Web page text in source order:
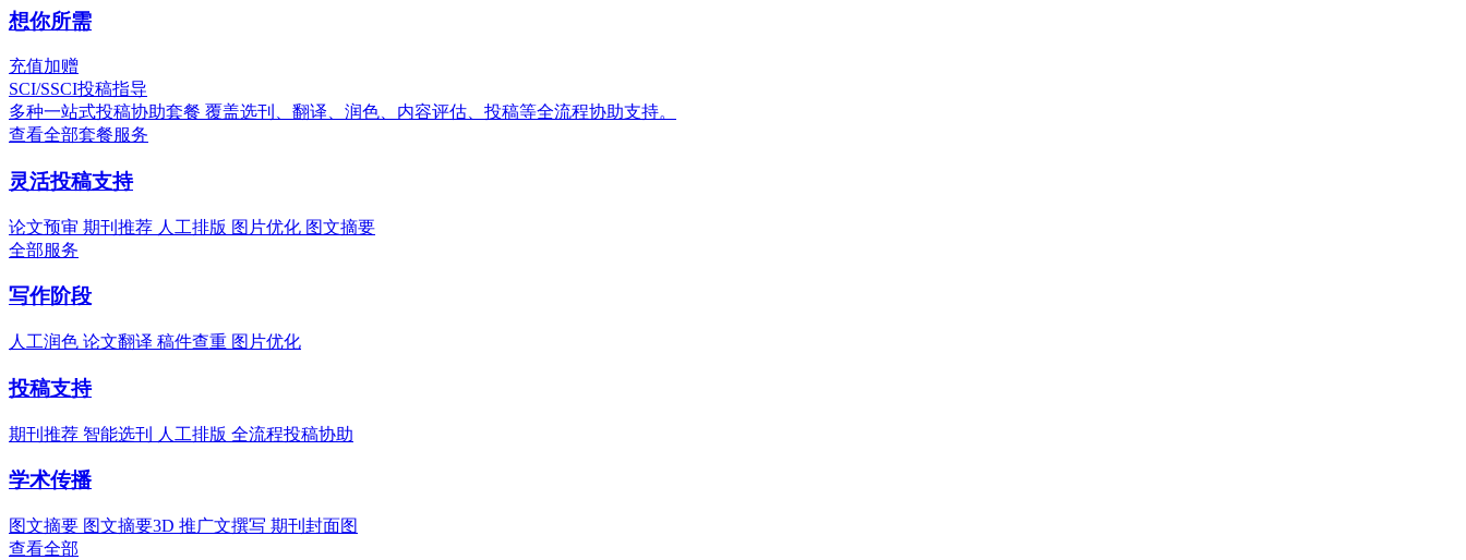
想你所需
充值加赠
SCI/SSCI投稿指导
多种一站式投稿协助套餐 覆盖选刊、翻译、润色、内容评估、投稿等全流程协助支持。
查看全部套餐服务
灵活投稿支持
论文预审 期刊推荐 人工排版 图片优化 图文摘要
全部服务
写作阶段
人工润色 论文翻译 稿件查重 图片优化
投稿支持
期刊推荐 智能选刊 人工排版 全流程投稿协助
学术传播
图文摘要 图文摘要3D 推广文撰写 期刊封面图
查看全部